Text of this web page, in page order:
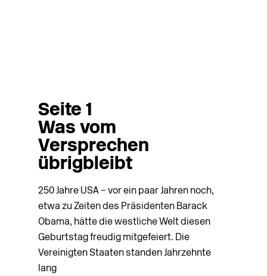
Seite 1
Was vom
Versprechen
übrigbleibt
250 Jahre USA – vor ein paar Jahren noch,
etwa zu Zeiten des Präsidenten Barack
Obama, hätte die westliche Welt diesen
Geburtstag freudig mitgefeiert. Die
Vereinigten Staaten standen Jahrzehnte
lang